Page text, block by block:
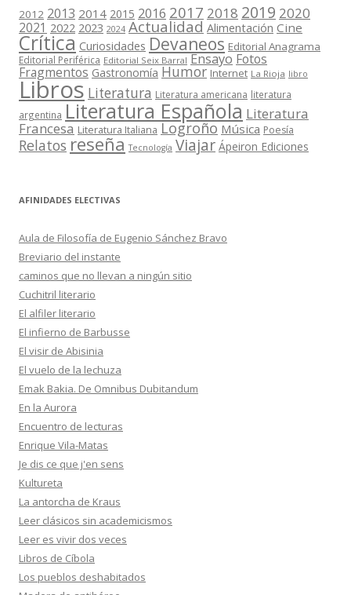
2012 2013 2014 2015 2016 2017 2018 2019 2020
2021 2022 2023 2024 Actualidad Alimentación Cine
Crítica Curiosidades Devaneos Editorial Anagrama
Editorial Periférica Editorial Seix Barral Ensayo Fotos
Fragmentos Gastronomía Humor Internet La Rioja libro
Libros Literatura Literatura americana literatura
argentina Literatura Española Literatura
Francesa Literatura Italiana Logroño Música Poesía
Relatos reseña Tecnología Viajar Ápeiron Ediciones
AFINIDADES ELECTIVAS
Aula de Filosofía de Eugenio Sánchez Bravo
Breviario del instante
caminos que no llevan a ningún sitio
Cuchitril literario
El alfiler literario
El infierno de Barbusse
El visir de Abisinia
El vuelo de la lechuza
Emak Bakia. De Omnibus Dubitandum
En la Aurora
Encuentro de lecturas
Enrique Vila-Matas
Je dis ce que j'en sens
Kultureta
La antorcha de Kraus
Leer clásicos sin academicismos
Leer es vivir dos veces
Libros de Cíbola
Los pueblos deshabitados